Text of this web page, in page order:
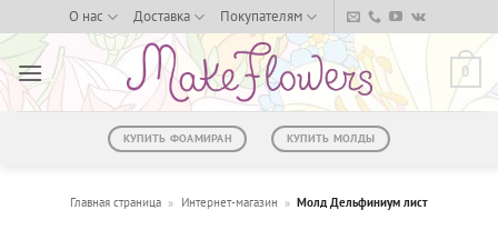
to
content
О нас Доставка Покупателям
0
КУПИТЬ ФОАМИРАН КУПИТЬ МОЛДЫ
Главная страница » Интернет-магазин » Молд Дельфиниум лист